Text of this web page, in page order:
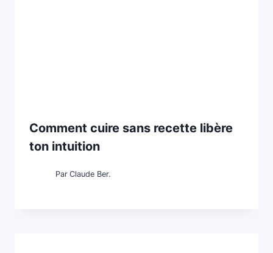
Comment cuire sans recette libère
ton intuition
Par Claude Ber.